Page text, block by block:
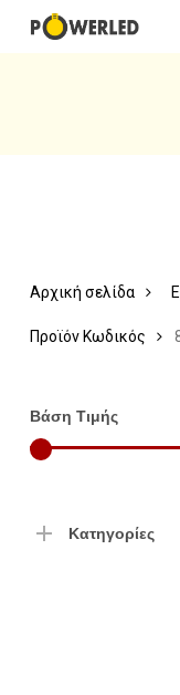
Αρχική σελίδα
Προϊόν Κωδικός
Βάση Τιμής
Κατηγορίες